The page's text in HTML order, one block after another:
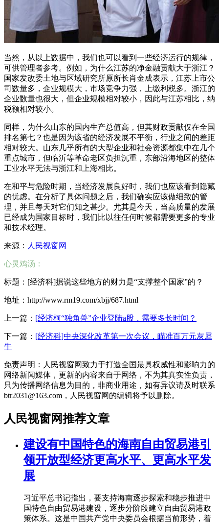
当然，从以上数据中，我们也可以看到一些经济运行的规律，
可供管理者参考。例如，为什么江苏的净金融贡献大于浙江？
国家发改委土地与区域研究所原所长肖金成表示，江苏上市公
司数量多，企业规模大，市场竞争力强，上缴利税多。浙江的
企业数量也很大，但企业规模相对较小，因此与江苏相比，纳
税额相对较小。
同样，为什么山东的国内生产总值高，但其财政贡献仅在全国
排名第七？也是因为该省的经济发展不平衡，行业之间的差距
相对较大。山东几乎所有的大型企业和社会资源都集中在几个
重点城市，但临沂等革命老区负担沉重，东部沿海地区的整体
工业水平无法与浙江和上海相比。
在和平与危险时期，当经济发展良好时，我们也应该看到隐藏
的忧虑。在分析了具体问题之后，我们确实应该做细致的管
理，并且每天对它们知之甚少。尤其是今天，当高质量的发展
已经成为国家目标时，我们比以往任何时候都需要更多的专业
和技术经理。
来源： 人民视窗网
心灵鸡汤：
标题：[经济科]据说这些地方的财力是“支撑整个国家”的？
地址：http://www.rm19.com/xbjj/687.html
上一篇： [经济柯“独角兽”企业登陆a股，需要多长时间？
下一篇： [经济科]中央深化改革第一次会议，瞄准百万元灰犀
牛
免责声明：人民视窗网致力于打造全国最具权威性和影响力的
网络新闻媒体，更新的内容来自于网络，不为其真实性负责，
只为传播网络信息为目的，非商业用途，如有异议请及时联系
btr2031@163.com，人民视窗网的编辑将予以删除。
人民视窗网推荐文章
建设有中国特色的海南自由贸易港引
领开放型经济更高水平、更高水平发
展
习近平总书记指出，要支持海南逐步探索和稳步推进中
国特色自由贸易港建设，逐步分阶段建立自由贸易港政
策体系。这是中国共产党中央委员会根据当前形势，着